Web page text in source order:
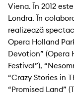
Viena. În 2012
Londra. În
realizează
Opera Holland
Devotion” (Opera
Festival”),
“Crazy Stories in
“Promised Land”